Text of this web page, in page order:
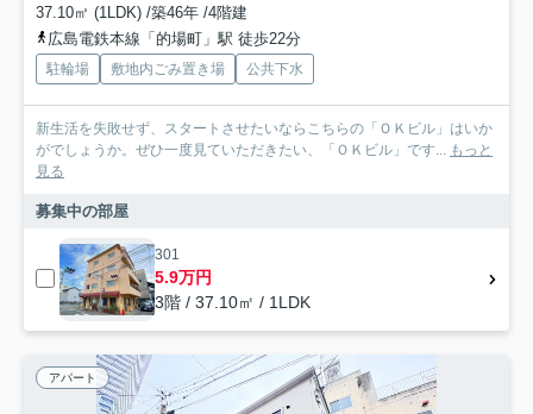
37.10㎡ (1LDK) /築46年 /4階建
広島電鉄本線「的場町」駅 徒歩22分
駐輪場 敷地内ごみ置き場 公共下水
新生活を失敗せず、スタートさせたいならこちらの「ＯＫビル」はいか
がでしょうか。ぜひ一度見ていただきたい、「ＯＫビル」です... もっと
見る
募集中の部屋
301
5.9万円
3階 / 37.10㎡ / 1LDK
アパート